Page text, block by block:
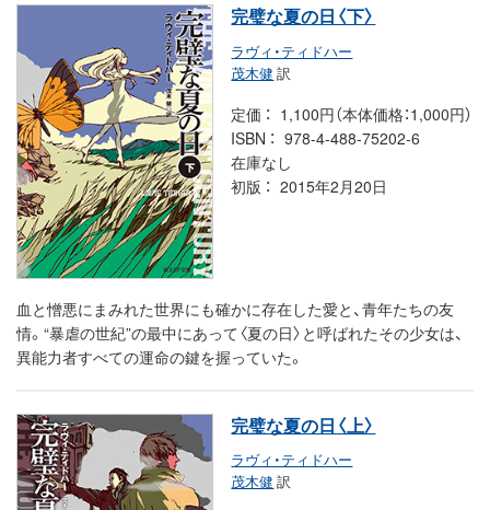
完璧な夏の日〈下〉
ラヴィ・ティドハー
茂木健 訳
定価
1,100円（本体価格：1,000円）
ISBN
978-4-488-75202-6
在庫なし
初版
2015年2月20日
血と憎悪にまみれた世界にも確かに存在した愛と、青年たちの友
情。“暴虐の世紀”の最中にあって〈夏の日〉と呼ばれたその少女は、
異能力者すべての運命の鍵を握っていた。
完璧な夏の日〈上〉
ラヴィ・ティドハー
茂木健 訳